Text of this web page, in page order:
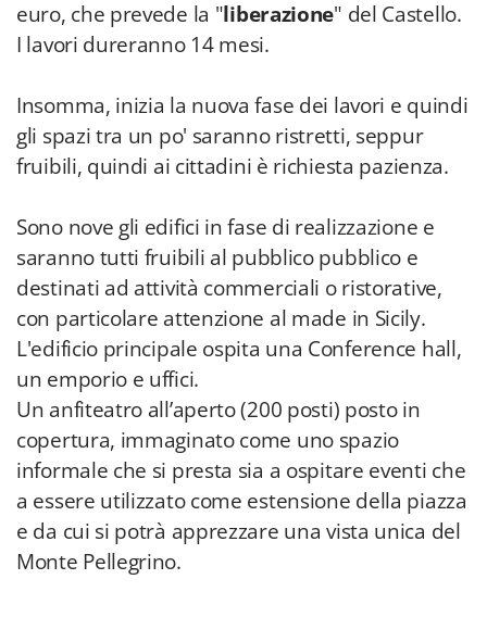
euro, che prevede la "liberazione" del Castello.
I lavori dureranno 14 mesi.
Insomma, inizia la nuova fase dei lavori e quindi
gli spazi tra un po' saranno ristretti, seppur
fruibili, quindi ai cittadini è richiesta pazienza.
Sono nove gli edifici in fase di realizzazione e
saranno tutti fruibili al pubblico pubblico e
destinati ad attività commerciali o ristorative,
con particolare attenzione al made in Sicily.
L'edificio principale ospita una Conference hall,
un emporio e uffici.
Un anfiteatro all’aperto (200 posti) posto in
copertura, immaginato come uno spazio
informale che si presta sia a ospitare eventi che
a essere utilizzato come estensione della piazza
e da cui si potrà apprezzare una vista unica del
Monte Pellegrino.